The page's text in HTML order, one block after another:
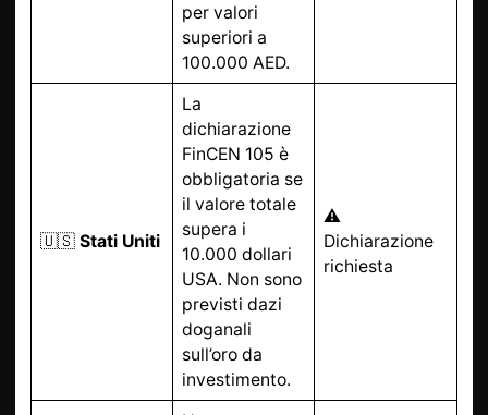
per valori
superiori a
100.000 AED.
🇺🇸 Stati Uniti
La
dichiarazione
FinCEN 105 è
obbligatoria se
il valore totale
supera i
10.000 dollari
USA. Non sono
previsti dazi
doganali
sull’oro da
investimento.
⚠️
Dichiarazione
richiesta